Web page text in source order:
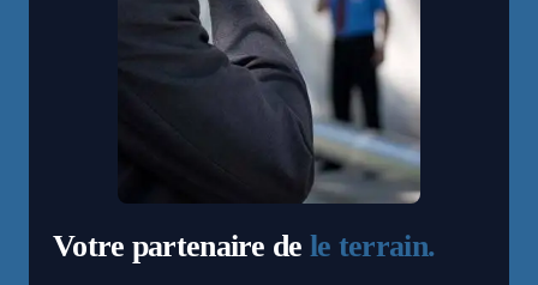
Votre partenaire de le terrain.